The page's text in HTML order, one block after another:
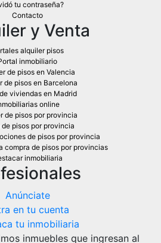
tu contraseña?
Contacto
y Venta
alquiler pisos
inmobiliario
de pisos en Valencia
de pisos en Barcelona
viviendas en Madrid
online
de pisos por provincia
pisos por provincia
de pisos por provincia
compra de pisos por provincias
inmobiliaria
Anúnciate
en tu cuenta
tu inmobiliaria
inmuebles que ingresan al